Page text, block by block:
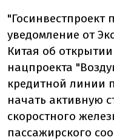
уведомление от
Китая об
нацпроекта
кредитной линии
начать активную
скоростного
пассажирского